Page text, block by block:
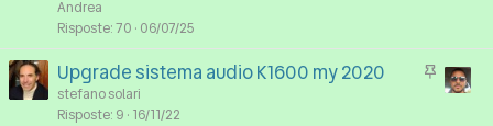
i
d
Andrea
Risposte 70 06/07/25
I
Upgrade sistema audio K1600 my 2020
stefano solari
Risposte 9 16/11/22